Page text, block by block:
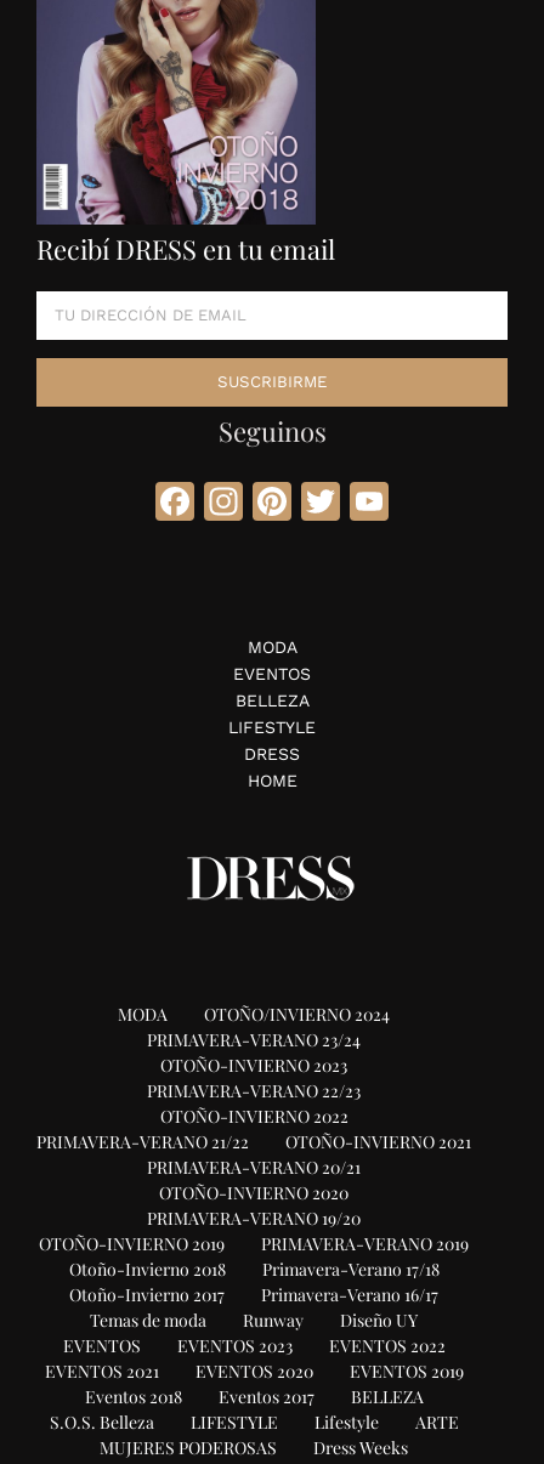
Recibí DRESS en tu email
Seguinos
Facebook
Instagram
Pinterest
Twitter
MODA
EVENTOS
BELLEZA
LIFESTYLE
DRESS
HOME
MODA
OTOÑO/INVIERNO 2024
PRIMAVERA-VERANO 23/24
OTOÑO-INVIERNO 2023
PRIMAVERA-VERANO 22/23
OTOÑO-INVIERNO 2022
PRIMAVERA-VERANO 21/22
OTOÑO-INVIERNO 2021
PRIMAVERA-VERANO 20/21
OTOÑO-INVIERNO 2020
PRIMAVERA-VERANO 19/20
OTOÑO-INVIERNO 2019
PRIMAVERA-VERANO 2019
Otoño-Invierno 2018
Primavera-Verano 17/18
Otoño-Invierno 2017
Primavera-Verano 16/17
Temas de moda
Runway
Diseño UY
EVENTOS
EVENTOS 2023
EVENTOS 2022
EVENTOS 2021
EVENTOS 2020
EVENTOS 2019
Eventos 2018
Eventos 2017
BELLEZA
S.O.S. Belleza
LIFESTYLE Lifestyle
ARTE
MUJERES PODEROSAS
Dress Weeks